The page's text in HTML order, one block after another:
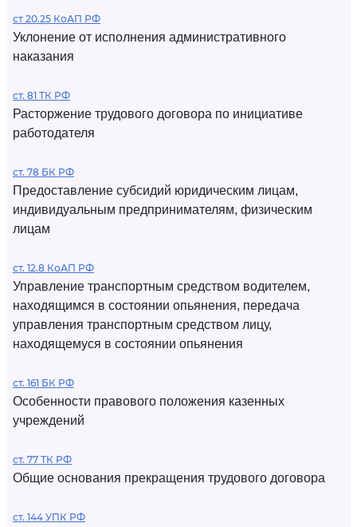
ст 20.25 КоАП РФ
Уклонение от исполнения административного
наказания
ст. 81 ТК РФ
Расторжение трудового договора по инициативе
работодателя
ст. 78 БК РФ
Предоставление субсидий юридическим лицам,
индивидуальным предпринимателям, физическим
лицам
ст. 12.8 КоАП РФ
Управление транспортным средством водителем,
находящимся в состоянии опьянения, передача
управления транспортным средством лицу,
находящемуся в состоянии опьянения
ст. 161 БК РФ
Особенности правового положения казенных
учреждений
ст. 77 ТК РФ
Общие основания прекращения трудового договора
ст. 144 УПК РФ